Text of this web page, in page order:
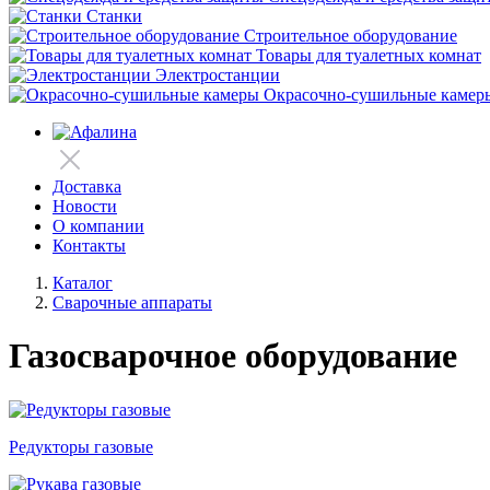
Станки
Строительное оборудование
Товары для туалетных комнат
Электростанции
Окрасочно-сушильные
Доставка
Новости
О компании
Контакты
Каталог
Сварочные аппараты
Газосварочное оборудование
Редукторы газовые